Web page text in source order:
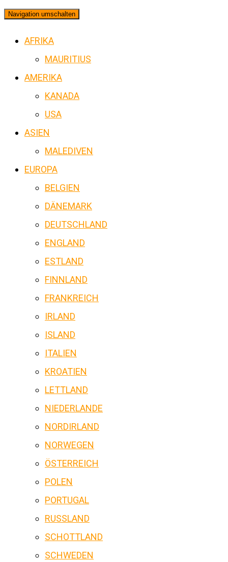
Navigation umschalten
AFRIKA
MAURITIUS
AMERIKA
KANADA
USA
ASIEN
MALEDIVEN
EUROPA
BELGIEN
DÄNEMARK
DEUTSCHLAND
ENGLAND
ESTLAND
FINNLAND
FRANKREICH
IRLAND
ISLAND
ITALIEN
KROATIEN
LETTLAND
NIEDERLANDE
NORDIRLAND
NORWEGEN
ÖSTERREICH
POLEN
PORTUGAL
RUSSLAND
SCHOTTLAND
SCHWEDEN